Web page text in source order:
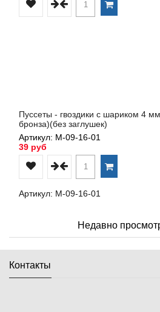
Пуссеты - гвоздики с шариком 4
бронза)(без заглушек)
Артикул: М-09-16-01
39 руб
Артикул: М-09-16-01
Недавно
Контакты